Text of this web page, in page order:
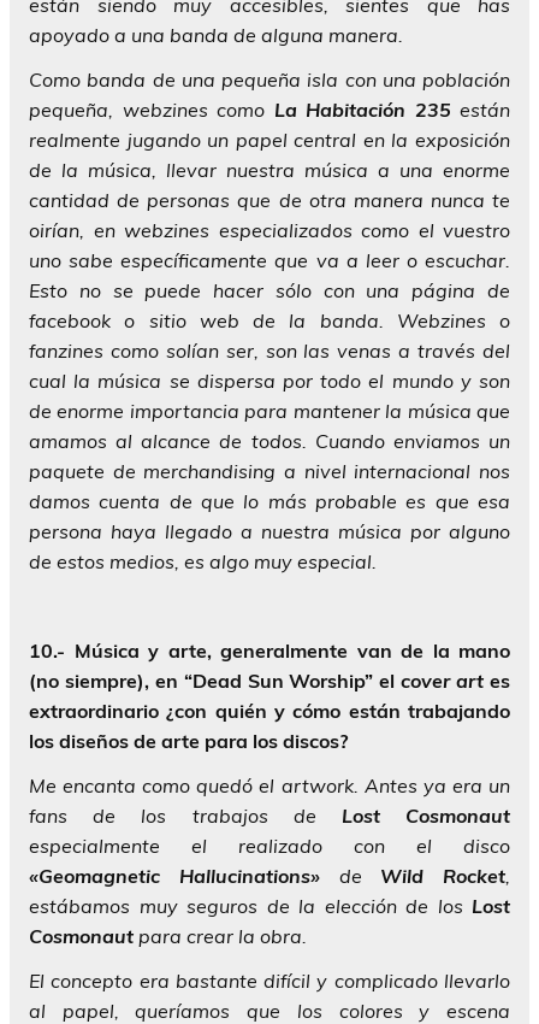
apoyado a una banda de alguna manera.
Como banda de una pequeña isla con una población
pequeña, webzines como La Habitación 235 están
realmente jugando un papel central en la exposición
de la música, llevar nuestra música a una enorme
cantidad de personas que de otra manera nunca te
oirían, en webzines especializados como el vuestro
uno sabe específicamente que va a leer o escuchar.
Esto no se puede hacer sólo con una página de
facebook o sitio web de la banda. Webzines o
fanzines como solían ser, son las venas a través del
cual la música se dispersa por todo el mundo y son
de enorme importancia para mantener la música que
amamos al alcance de todos. Cuando enviamos un
paquete de merchandising a nivel internacional nos
damos cuenta de que lo más probable es que esa
persona haya llegado a nuestra música por alguno
de estos medios, es algo muy especial.
10.- Música y arte, generalmente van de la mano
(no siempre), en “Dead Sun Worship” elcover art es
extraordinario ¿con quién y cómo están trabajando
los diseños de arte para los discos?
Me encanta como quedó el artwork. Antes ya era un
fans de los trabajos de Lost Cosmonaut
especialmente el realizado con el disco
«Geomagnetic Hallucinations»de Wild Rocket
estábamos muy seguros de la elección de los Lost
Cosmonaut para crear la obra.
El concepto era bastante difícil y complicado llevarlo
al papel, queríamos que los colores y escena